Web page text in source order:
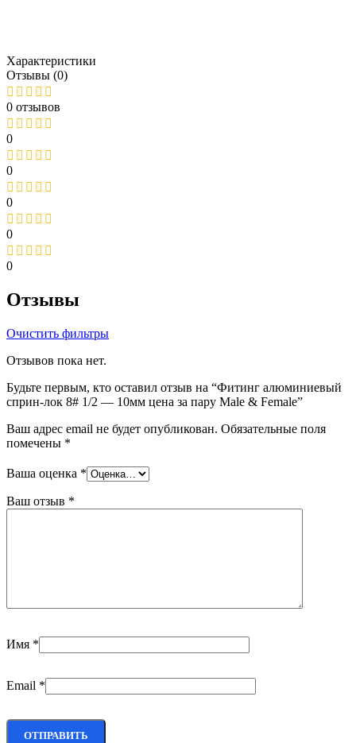
Характеристики
Отзывы (0)
0 отзывов
0
0
0
0
0
Отзывы
Очистить фильтры
Отзывов пока нет.
Будьте первым, кто оставил отзыв на “Фитинг алюминиевый
сприн-лок 8# 1/2 — 10мм цена за пару Male & Female”
Ваш адрес email не будет опубликован. Обязательные поля
помечены *
Ваша оценка *
Ваш отзыв *
Имя *
Email *